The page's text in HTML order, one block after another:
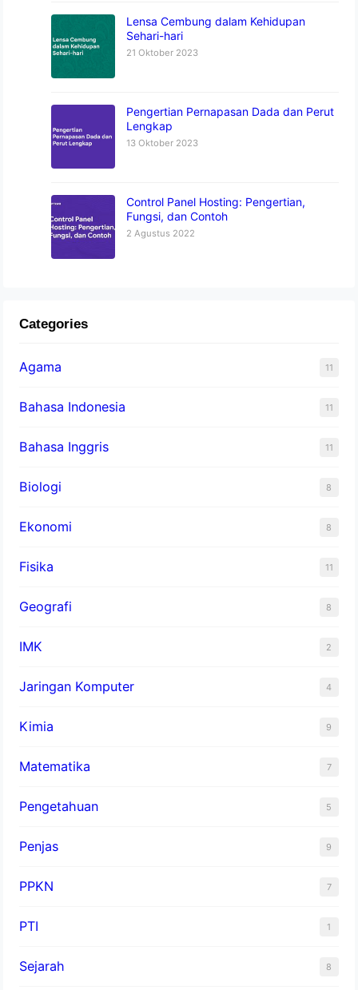
Lensa Cembung dalam Kehidupan
Sehari-hari
21 Oktober 2023
Pengertian Pernapasan Dada dan Perut
Lengkap
13 Oktober 2023
Control Panel Hosting: Pengertian,
Fungsi, dan Contoh
2 Agustus 2022
Categories
Agama 11
Bahasa Indonesia 11
Bahasa Inggris 11
Biologi 8
Ekonomi 8
Fisika 11
Geografi 8
IMK 2
Jaringan Komputer 4
Kimia 9
Matematika 7
Pengetahuan 5
Penjas 9
PPKN 7
PTI 1
Sejarah 8